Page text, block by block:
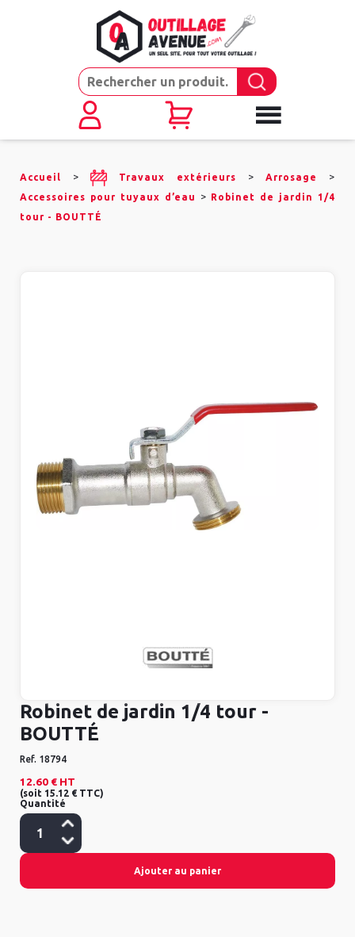
Accueil > Travaux extérieurs >Arrosage >
Accessoires pour tuyaux d’eau > Robinet de jardin 1/4
tour - BOUTTÉ
Robinet de jardin 1/4 tour -
BOUTTÉ
Ref. 18794
12.60 € HT
(soit 15.12 € TTC)
Quantité
Ajouter au panier